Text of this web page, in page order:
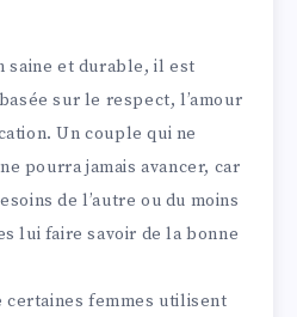
saine et durable, il est
sur le respect, l’amour
Un couple qui ne
pourra jamais avancer, car
de l’autre ou du moins
lui faire savoir de la bonne
femmes utilisent